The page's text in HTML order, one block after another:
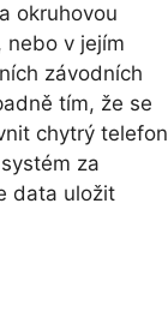
okruhovou
nebo v jejím
závodních
tím, že se
chytrý telefon
za
data uložit